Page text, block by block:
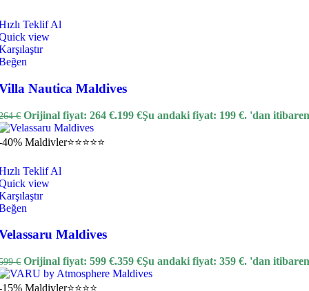
Teklif Al
view
Nautica Maldives
€ Orijinal fiyat: 264 €.199 €Şu andaki fiyat: 199 €. 'dan itibaren
40% Maldivler⭐⭐⭐⭐⭐
Teklif Al
view
Maldives
€ Orijinal fiyat: 599 €.359 €Şu andaki fiyat: 359 €. 'dan itibaren
15% Maldivler⭐⭐⭐⭐